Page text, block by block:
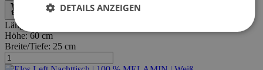
Länge:
Höhe:60 cm
Breite/Tiefe: 25 cm
DETAILS ANZEIGEN